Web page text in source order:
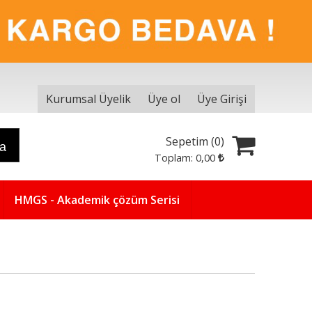
Kurumsal Üyelik Üye ol Üye Girişi
Sepetim (0)
Toplam:0,00
HMGS - Akademik çözüm Serisi